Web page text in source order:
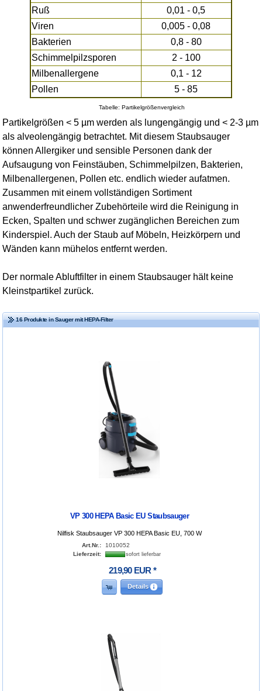
Ruß
0,01 - 0,5
Viren
0,005 - 0,08
Bakterien
0,8 - 80
Schimmelpilzsporen
2 - 100
Milbenallergene
0,1 - 12
Pollen
5 - 85
Tabelle: Partikelgrößenvergleich
Partikelgrößen < 5 µm werden als lungengängig und < 2-3 µm
als alveolengängig betrachtet. Mit diesem Staubsauger
können Allergiker und sensible Personen dank der
Aufsaugung von Feinstäuben, Schimmelpilzen, Bakterien,
Milbenallergenen, Pollen etc. endlich wieder aufatmen.
Zusammen mit einem vollständigen Sortiment
anwenderfreundlicher Zubehörteile wird die Reinigung in
Ecken, Spalten und schwer zugänglichen Bereichen zum
Kinderspiel. Auch der Staub auf Möbeln, Heizkörpern und
Wänden kann mühelos entfernt werden.
Der normale Abluftfilter in einem Staubsauger hält keine
Kleinstpartikel zurück.
16 Produkte in Sauger mit HEPA-Filter
VP 300 HEPA Basic EU Staubsauger
Nilfisk Staubsauger VP 300 HEPA Basic EU, 700 W
Art.Nr.:
1010052
Lieferzeit:
sofort lieferbar
219,90 EUR *
Details